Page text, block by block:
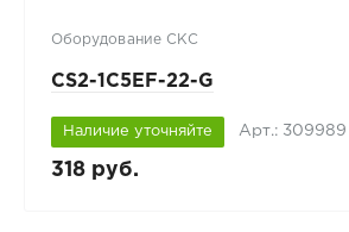
Оборудование СКС
CS2-1C5EF-22-G
Наличие уточняйте Арт.: 309989
318 руб.